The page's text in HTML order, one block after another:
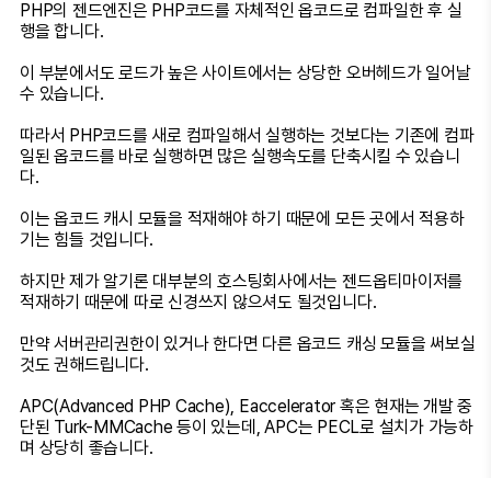
PHP의 젠드엔진은 PHP코드를 자체적인 옵코드로 컴파일한 후 실
행을 합니다.
이 부분에서도 로드가 높은 사이트에서는 상당한 오버헤드가 일어날
수 있습니다.
따라서 PHP코드를 새로 컴파일해서 실행하는 것보다는 기존에 컴파
일된 옵코드를 바로 실행하면 많은 실행속도를 단축시킬 수 있습니
다.
이는 옵코드 캐시 모듈을 적재해야 하기 때문에 모든 곳에서 적용하
기는 힘들 것입니다.
하지만 제가 알기론 대부분의 호스팅회사에서는 젠드옵티마이저를
적재하기 때문에 따로 신경쓰지 않으셔도 될것입니다.
만약 서버관리권한이 있거나 한다면 다른 옵코드 캐싱 모듈을 써보실
것도 권해드립니다.
APC(Advanced PHP Cache), Eaccelerator 혹은 현재는 개발 중
단된 Turk-MMCache 등이 있는데, APC는 PECL로 설치가 가능하
며 상당히 좋습니다.